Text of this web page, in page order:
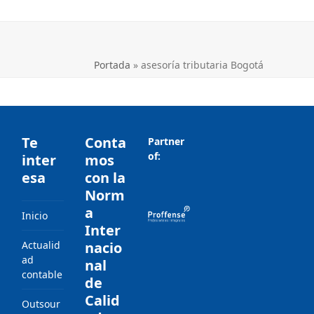
Portada » asesoría tributaria Bogotá
Te
inter
esa
Inicio
Actualid
ad
contable
Outsour
Conta
mos
con la
Norm
a
Inter
nacio
nal
de
Calid
Partner
of: